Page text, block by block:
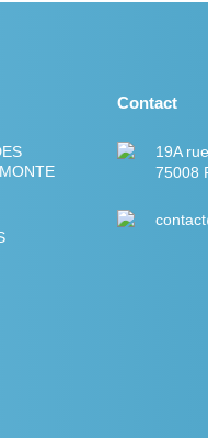
Contact
19A
75008